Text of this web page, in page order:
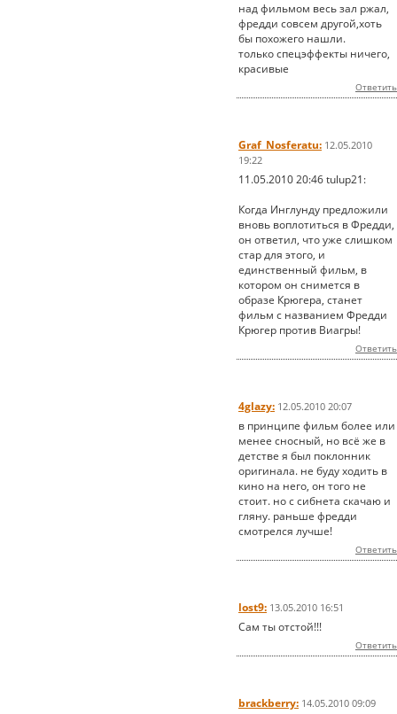
над фильмом весь зал ржал,
фредди совсем другой,хоть
бы похожего нашли.
только спецэффекты ничего,
красивые
Ответить
Graf_Nosferatu: 12.05.2010
19:22
11.05.2010 20:46 tulup21:
Когда Инглунду предложили
вновь воплотиться в Фредди,
он ответил, что уже слишком
стар для этого, и
единственный фильм, в
котором он снимется в
образе Крюгера, станет
фильм с названием Фредди
Крюгер против Виагры!
Ответить
4glazy: 12.05.2010 20:07
в принципе фильм более или
менее сносный, но всё же в
детстве я был поклонник
оригинала. не буду ходить в
кино на него, он того не
стоит. но с сибнета скачаю и
гляну. раньше фредди
смотрелся лучше!
Ответить
lost9: 13.05.2010 16:51
Сам ты отстой!!!
Ответить
brackberry: 14.05.2010 09:09